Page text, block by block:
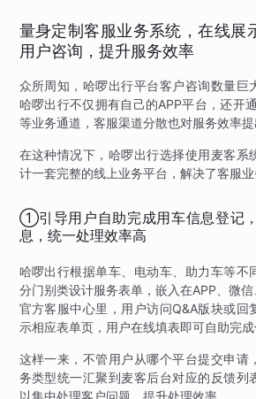
量身定制客服业务系统，在线展
用户咨询，提升服务效率
众所周知，哈啰出行平台客户咨询数量巨
哈啰出行不仅拥有自己的APP平台，还开
等业务通道，客服渠道分散也对服务效率提
在这种情况下，哈啰出行选择使用麦客系
计一套完整的线上业务平台，解决了客服业
①引导用户自助完成用车信息登记
息，统一处理效率高
哈啰出行根据单车、电动车、助力车等不
分门别类设计服务表单，嵌入在APP、微
官方客服中心里，用户访问Q&A版块或回
示相应表单页，用户在线填表即可自助完成
这样一来，不管用户从哪个平台提交申请
务类型统一汇聚到麦客后台对应的反馈列